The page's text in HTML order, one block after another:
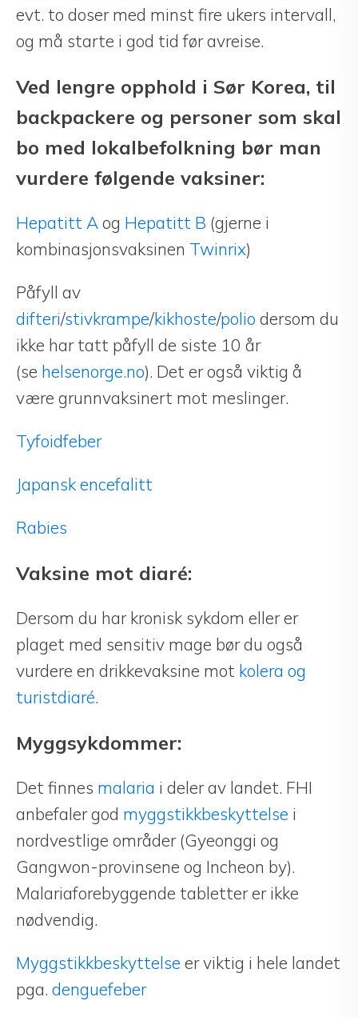
evt. to doser med minst fire ukers intervall,
og må starte i god tid før avreise.
Ved lengre opphold i Sør Korea, til
backpackere og personer som skal
bo med lokalbefolkning bør man
vurdere følgende vaksiner:
Hepatitt A og Hepatitt B (gjerne i
kombinasjonsvaksinen Twinrix)
Påfyll av
difteri/stivkrampe/kikhoste/polio dersom du
ikke har tatt påfyll de siste 10 år
(se helsenorge.no). Det er også viktig å
være grunnvaksinert mot meslinger.
Tyfoidfeber
Japansk encefalitt
Rabies
Vaksine mot diaré:
Dersom du har kronisk sykdom eller er
plaget med sensitiv mage bør du også
vurdere en drikkevaksine mot kolera og
turistdiaré.
Myggsykdommer:
Det finnes malaria i deler av landet. FHI
anbefaler god myggstikkbeskyttelse i
nordvestlige områder (Gyeonggi og
Gangwon-provinsene og Incheon by).
Malariaforebyggende tabletter er ikke
nødvendig.
Myggstikkbeskyttelse er viktig i hele landet
pga. denguefeber